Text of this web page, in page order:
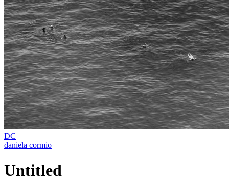
DC
daniela cormio
Untitled